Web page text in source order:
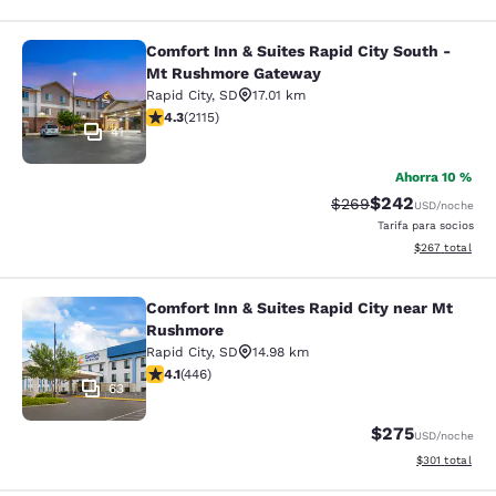
Comfort Inn & Suites Rapid City
41
Comfort Inn & Suites Rapid City South -
Mt Rushmore Gateway
Rapid City, SD
17.01 km
calificación de 4.34 estrellas. Excelente. 2115 reseñas
4.3(2115)
Ahorra 10 %
Precio tachado:
$269Precio con
$242USD/noche
Tarifa para socios
Ver detalles
$267 total
Comfort Inn & Suites Rapid City
63
Comfort Inn & Suites Rapid City near Mt
Rushmore
Rapid City, SD
14.98 km
calificación de 4.13 estrellas. Muy bueno. 446 reseñas
4.1(446)
$275USD/noche
Ver detalles
$301 total